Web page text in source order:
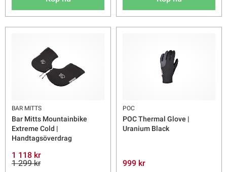
BAR MITTS
Bar Mitts Mountainbike
Extreme Cold |
Handtagsöverdrag
1 118 kr
1 299 kr
POC
POC Thermal Glove |
Uranium Black
999 kr